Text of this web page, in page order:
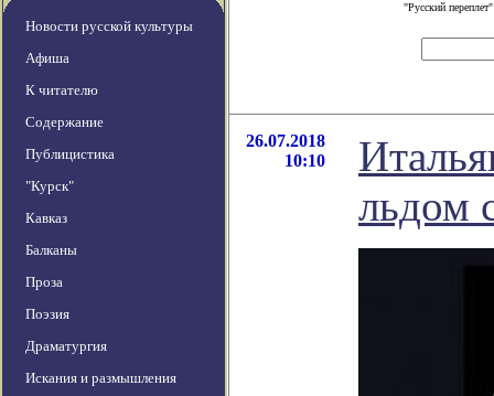
Новости русской культуры
Афиша
К читателю
Содержание
Публицистика
"Курск"
Кавказ
Балканы
Проза
Поэзия
Драматургия
Искания и размышления
"Русский
26.07.2018
10:10
льдом